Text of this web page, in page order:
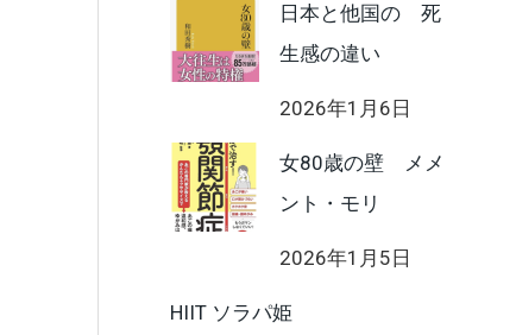
日本と他国の 死
生感の違い
2026年1月6日
女80歳の壁 メメ
ント・モリ
2026年1月5日
HIIT ソラパ姫